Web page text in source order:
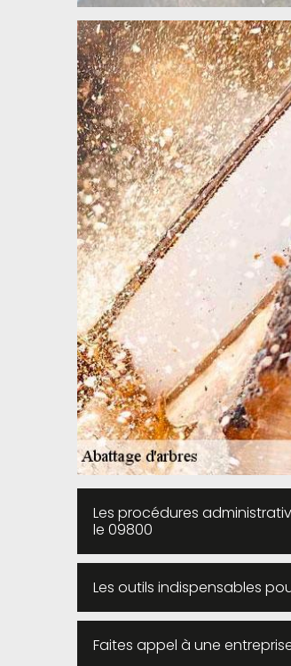
Les procédures
le 09800
Les outils indispensables
Faites appel à une